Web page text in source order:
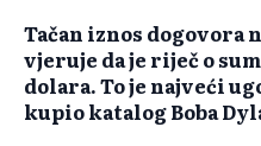
Tačan iznos dogovora
vjeruje da je riječ o
dolara. To je najveći
kupio katalog Boba